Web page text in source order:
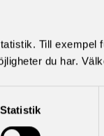
Till exempel
du har.
Statistik